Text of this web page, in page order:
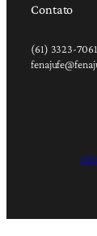
Contato
(61) 3323-7061